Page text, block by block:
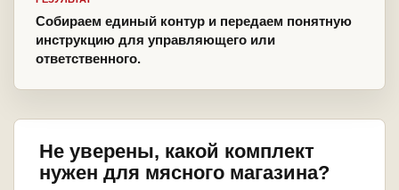
Собираем единый контур и передаем понятную
инструкцию для управляющего или
ответственного.
Не уверены, какой комплект
нужен для мясного магазина?